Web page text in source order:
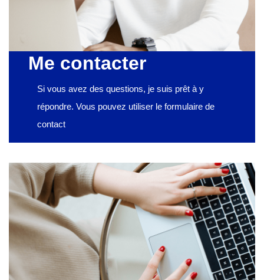
Me contacter
Si vous avez des questions, je suis prêt à y
répondre. Vous pouvez utiliser le formulaire de
contact